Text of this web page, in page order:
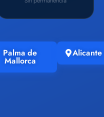
Palma de
Mallorca
Alicante